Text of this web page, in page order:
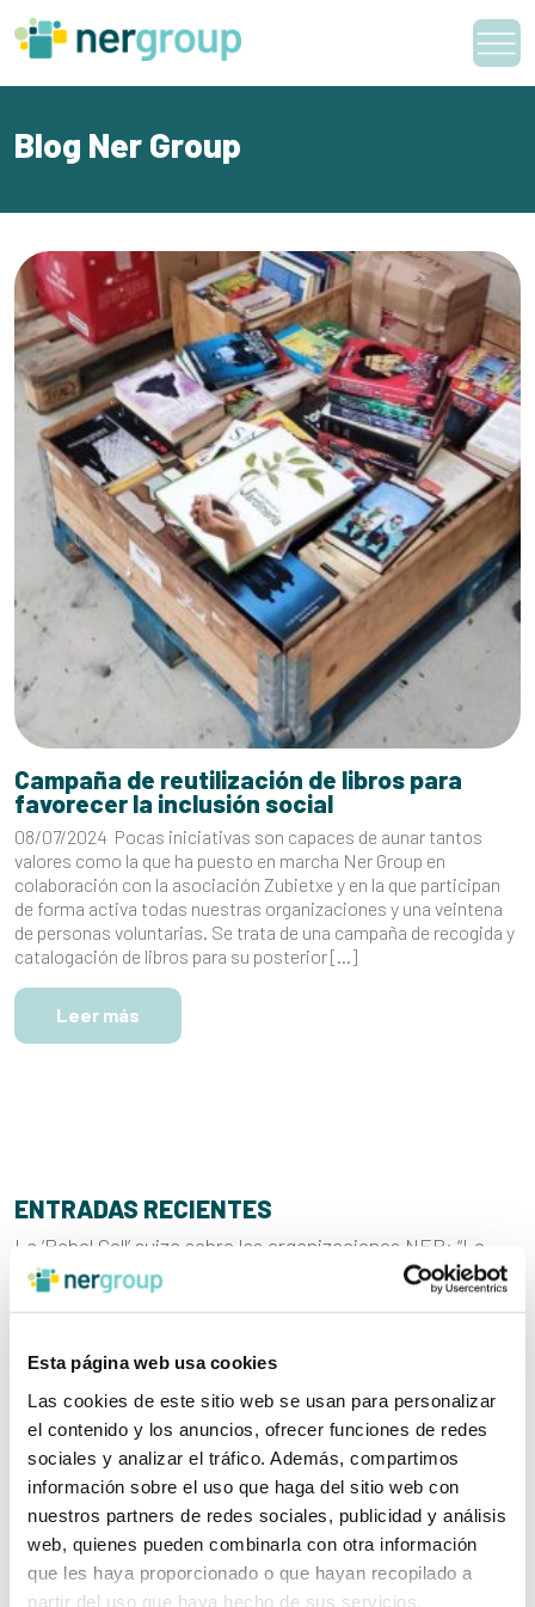
Esta página web usa cookies
Las cookies de este sitio web se usan para personalizar
el contenido y los anuncios, ofrecer funciones de redes
sociales y analizar el tráfico. Además, compartimos
información sobre el uso que haga del sitio web con
nuestros partners de redes sociales, publicidad y análisis
web, quienes pueden combinarla con otra información
que les haya proporcionado o que hayan recopilado a
partir del uso que haya hecho de sus servicios.
Skip
to
Blog Ner Group
Campaña de reutilización de libros para
favorecer la inclusión social
08/07/2024 Pocas iniciativas son capaces de aunar tantos
valores como la que ha puesto en marcha Ner Group en
colaboración con la asociación Zubietxe y en la que participan
de forma activa todas nuestras organizaciones y una veintena
de personas voluntarias. Se trata de una campaña de recogida y
catalogación de libros para su posterior […]
Leer más
ENTRADAS RECIENTES
La ‘Rebel Cell’ suiza sobre las organizaciones NER: “Lo
que más impresiona es su transparencia y que las
fuera” por el de “construir desde dentro”
“Tenemos un vínculo de relación directa y de confianza
con las organizaciones que nos permite agilizar la
comunicación y aprovechar las oportunidades”
Ner Group se convertirá en los «ojos» de personas con
distrofias hereditarias de retina
Walter Pack, premio Arizmendiarrieta por impulsar un